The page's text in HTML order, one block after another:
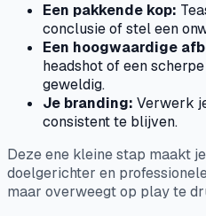
Een pakkende kop:
conclusie of stel een
Een hoogwaardige
headshot of een
geweldig.
Je branding: Verwerk
consistent te blijven.
Deze ene kleine stap maakt
doelgerichter en
maar overweegt op play te